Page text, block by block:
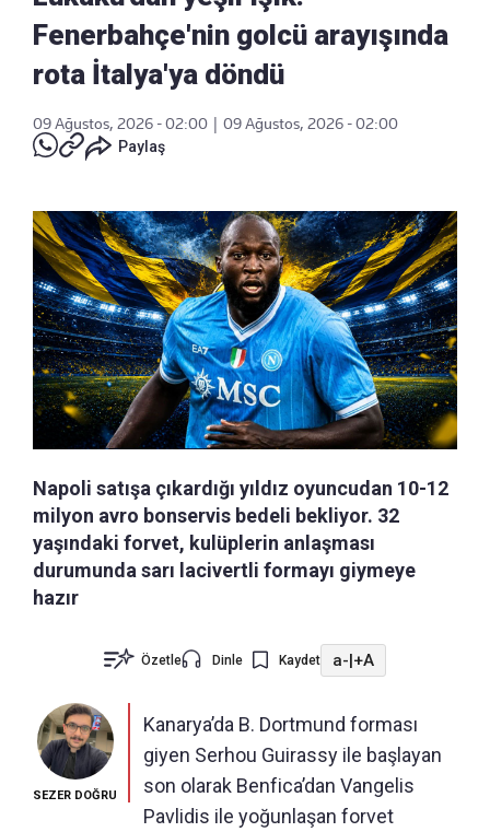
Fenerbahçe'nin golcü arayışında
rota İtalya'ya döndü
09 Ağustos, 2026 - 02:00
09 Ağustos, 2026 - 02:00
Paylaş
Napoli satışa çıkardığı yıldız oyuncudan 10-12
milyon avro bonservis bedeli bekliyor. 32
yaşındaki forvet, kulüplerin anlaşması
durumunda sarı lacivertli formayı giymeye
hazır
Özetle Dinle Kaydet a-|+A
SEZER DOĞRU
Kanarya’da B. Dortmund forması
giyen Serhou Guirassy ile başlayan
son olarak Benfica’dan Vangelis
Pavlidis ile yoğunlaşan forvet